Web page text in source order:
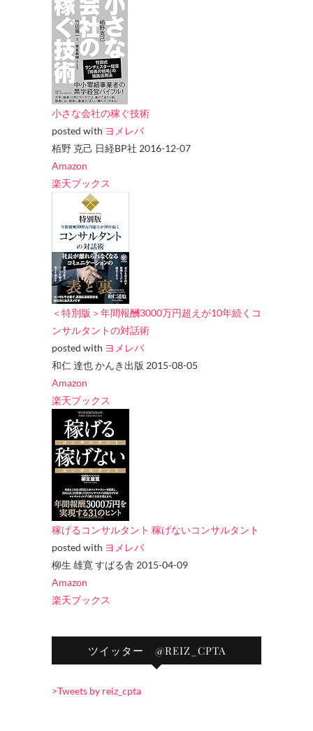
小さな会社の稼ぐ技術
posted with ヨメレバ
栢野 克己 日経BP社 2016-12-07
Amazon
楽天ブックス
＜特別版＞年間報酬3000万円超えが10年続くコ
ンサルタントの対話術
posted with ヨメレバ
和仁 達也 かんき出版 2015-08-05
Amazon
楽天ブックス
稼げるコンサルタント 稼げないコンサルタント
posted with ヨメレバ
柳生 雄寛 すばる舎 2015-04-09
Amazon
楽天ブックス
ツイッター @REIZ_CPTA
>Tweets by reiz_cpta